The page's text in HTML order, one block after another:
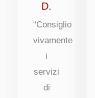
D.
“Consiglio
vivamente
i
servizi
di